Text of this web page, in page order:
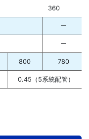
360
ー
ー
800 780
0.45（5系統配管）